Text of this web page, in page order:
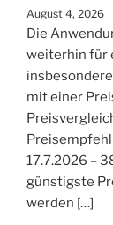
August 4, 2026
Die
weiterhin für
mit einer
17.7.2026 –
günstigste
werden […]